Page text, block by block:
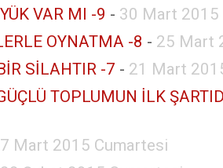
VAR MI -9 - 30 Mart
OYNATMA -8 - 25 Mart
SİLAHTIR -7 - 21 Mart
TOPLUMUN İLK
7 Mart 2015 Cumartesi